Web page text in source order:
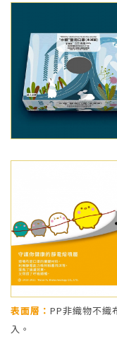
表面層： PP非織物不織
入。